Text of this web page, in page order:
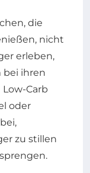
die
nicht
erleben,
bei ihren
Carb
oder
zu stillen